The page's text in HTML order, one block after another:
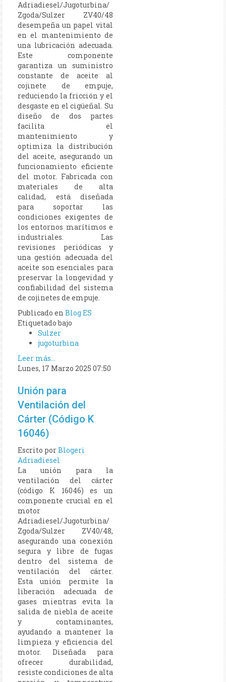
Adriadiesel/Jugoturbina/
Zgoda/Sulzer ZV40/48
desempeña un papel vital
en el mantenimiento de
una lubricación adecuada.
Este componente
garantiza un suministro
constante de aceite al
cojinete de empuje,
reduciendo la fricción y el
desgaste en el cigüeñal. Su
diseño de dos partes
facilita el
mantenimiento y
optimiza la distribución
del aceite, asegurando un
funcionamiento eficiente
del motor. Fabricada con
materiales de alta
calidad, está diseñada
para soportar las
condiciones exigentes de
los entornos marítimos e
industriales. Las
revisiones periódicas y
una gestión adecuada del
aceite son esenciales para
preservar la longevidad y
confiabilidad del sistema
de cojinetes de empuje.
Publicado en Blog ES
Etiquetado bajo
Sulzer
jugoturbina
Leer más...
Lunes, 17 Marzo 2025 07:50
Unión para
Ventilación del
Cárter (Código K
16046)
Escrito porBlogeri
Adriadiesel
La unión para la
ventilación del cárter
(código K 16046) es un
componente crucial en el
motor
Adriadiesel/Jugoturbina/
Zgoda/Sulzer ZV40/48,
asegurando una conexión
segura y libre de fugas
dentro del sistema de
ventilación del cárter.
Esta unión permite la
liberación adecuada de
gases mientras evita la
salida de niebla de aceite
y contaminantes,
ayudando a mantener la
limpieza y eficiencia del
motor. Diseñada para
ofrecer durabilidad,
resiste condiciones de alta